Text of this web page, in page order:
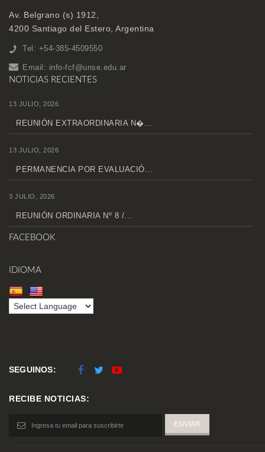
Av. Belgrano (s) 1912,
4200 Santiago del Estero, Argentina
Tel: +54-385-4509550
Email: info-fcf@unse.edu.ar
NOTICIAS RECIENTES
13 JULIO, 2026
REUNIÓN EXTRAORDINARIA N�...
13 JULIO, 2026
PERMANENCIA POR EVALUACIÓ...
3 JULIO, 2026
REUNIÓN ORDINARIA Nº 8 /...
FACEBOOK
IDIOMA
SEGUINOS:
RECIBE NOTICIAS: